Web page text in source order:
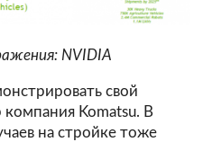
NVIDIA
свой
компания Komatsu. В
на стройке тоже